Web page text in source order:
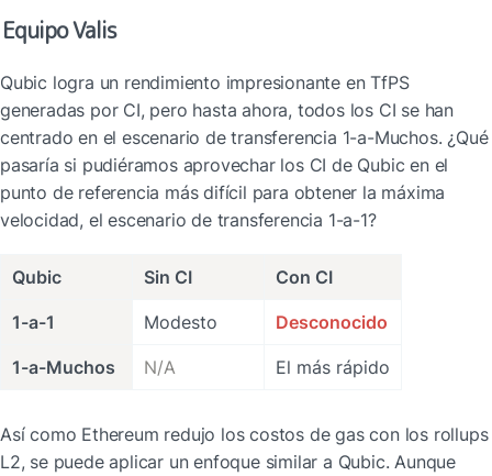
Equipo Valis
Qubic logra un rendimiento impresionante en TfPS
generadas por CI, pero hasta ahora, todos los CI se han
centrado en el escenario de transferencia 1-a-Muchos. ¿Qué
pasaría si pudiéramos aprovechar los CI de Qubic en el
punto de referencia más difícil para obtener la máxima
velocidad, el escenario de transferencia 1-a-1?
Qubic Sin CI Con CI
1-a-1 Modesto Desconocido
1-a-Muchos N/A El más rápido
Así como Ethereum redujo los costos de gas con los rollups
L2, se puede aplicar un enfoque similar a Qubic. Aunque